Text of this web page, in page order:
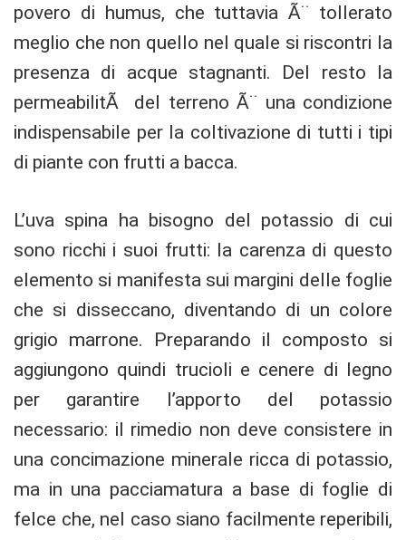
povero di humus, che tuttavia Ã¨ tollerato
meglio che non quello nel quale si riscontri la
presenza di acque stagnanti. Del resto la
permeabilitÃ del terreno Ã¨ una condizione
indispensabile per la coltivazione di tutti i tipi
di piante con frutti a bacca.
L’uva spina ha bisogno del potassio di cui
sono ricchi i suoi frutti: la carenza di questo
elemento si manifesta sui margini delle foglie
che si disseccano, diventando di un colore
grigio marrone. Preparando il composto si
aggiungono quindi trucioli e cenere di legno
per garantire l’apporto del potassio
necessario: il rimedio non deve consistere in
una concimazione minerale ricca di potassio,
ma in una pacciamatura a base di foglie di
felce che, nel caso siano facilmente reperibili,